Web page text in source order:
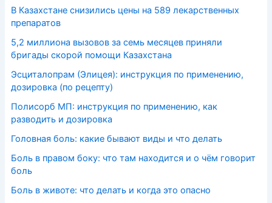
В Казахстане снизились цены на 589 лекарственных
препаратов
5,2 миллиона вызовов за семь месяцев приняли
бригады скорой помощи Казахстана
Эсциталопрам (Элицея): инструкция по применению,
дозировка (по рецепту)
Полисорб МП: инструкция по применению, как
разводить и дозировка
Головная боль: какие бывают виды и что делать
Боль в правом боку: что там находится и о чём говорит
боль
Боль в животе: что делать и когда это опасно